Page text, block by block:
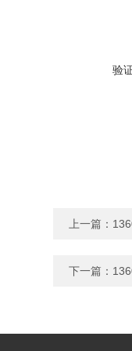
验
上一篇：
下一篇：